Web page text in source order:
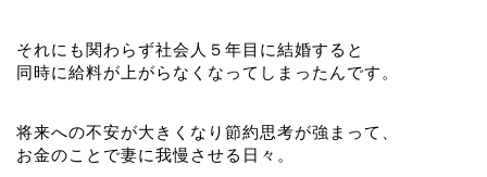
それにも関わらず社会人５年目に結婚すると
同時に給料が上がらなくなってしまったんです。
将来への不安が大きくなり節約思考が強まって、
お金のことで妻に我慢させる日々。